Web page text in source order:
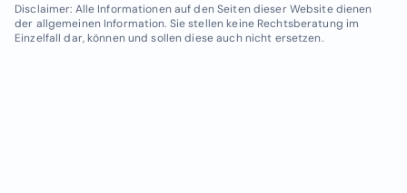
Disclaimer: Alle Informationen auf den Seiten dieser Website dienen
der allgemeinen Information. Sie stellen keine Rechtsberatung im
Einzelfall dar, können und sollen diese auch nicht ersetzen.